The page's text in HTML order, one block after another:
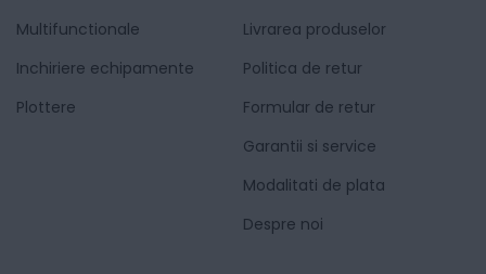
Multifunctionale
Inchiriere echipamente
Plottere
Livrarea produselor
Politica de retur
Formular de retur
Garantii si service
Modalitati de plata
Despre noi